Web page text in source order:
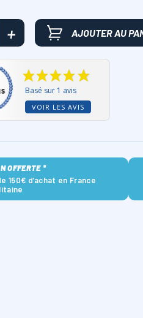
AJOUTER AU
Basé sur 1 avis
VOIR LES AVIS
OFFERTE *
150€ d’achat en France